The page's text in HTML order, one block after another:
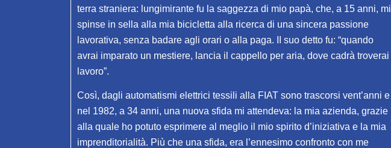
terra straniera: lungimirante fu la saggezza di mio papà, che, a 15 anni, mi
spinse in sella alla mia bicicletta alla ricerca di una sincera passione
lavorativa, senza badare agli orari o alla paga. II suo detto fu: “quando
avrai imparato un mestiere, lancia il cappello per aria, dove cadrà troverai
lavoro”.
Così, dagli automatismi elettrici tessili alla FIAT sono trascorsi vent’anni e
nel 1982, a 34 anni, una nuova sfida mi attendeva: la mia azienda, grazie
alla quale ho potuto esprimere al meglio il mio spirito d’iniziativa e la mia
imprenditorialità. Рiù che una sfida, era l’ennesimo confronto con me